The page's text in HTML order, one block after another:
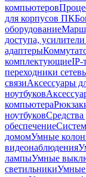
компьютеров
для корпусов ПК
оборудование
доступа,
адаптеры
комплектующиеIP-
переходники
связиАксессуары
ноутбуков
компьютера
ноутбуковСредства
обеспечение
домомУмные
видеонаблюдения
лампыУмные
светильникиУмные